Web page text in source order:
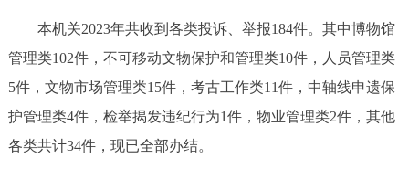
本机关2023年共收到各类投诉、举报184件。其中博物馆
管理类102件，不可移动文物保护和管理类10件，人员管理类
5件，文物市场管理类15件，考古工作类11件，中轴线申遗保
护管理类4件，检举揭发违纪行为1件，物业管理类2件，其他
各类共计34件，现已全部办结。